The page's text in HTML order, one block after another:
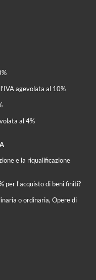
agevolata al 10%
al 4%
e la riqualificazione
per l'acquisto di beni finiti?
o ordinaria, Opere di